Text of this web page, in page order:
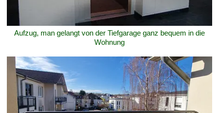
Aufzug, man gelangt von der Tiefgarage ganz bequem in die
Wohnung